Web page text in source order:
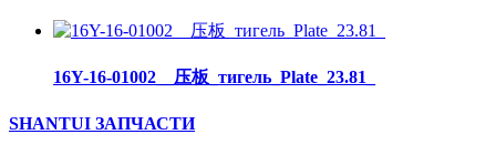
16Y-16-01002__压板_тигель_Plate_23.81_
SHANTUI ЗАПЧАСТИ